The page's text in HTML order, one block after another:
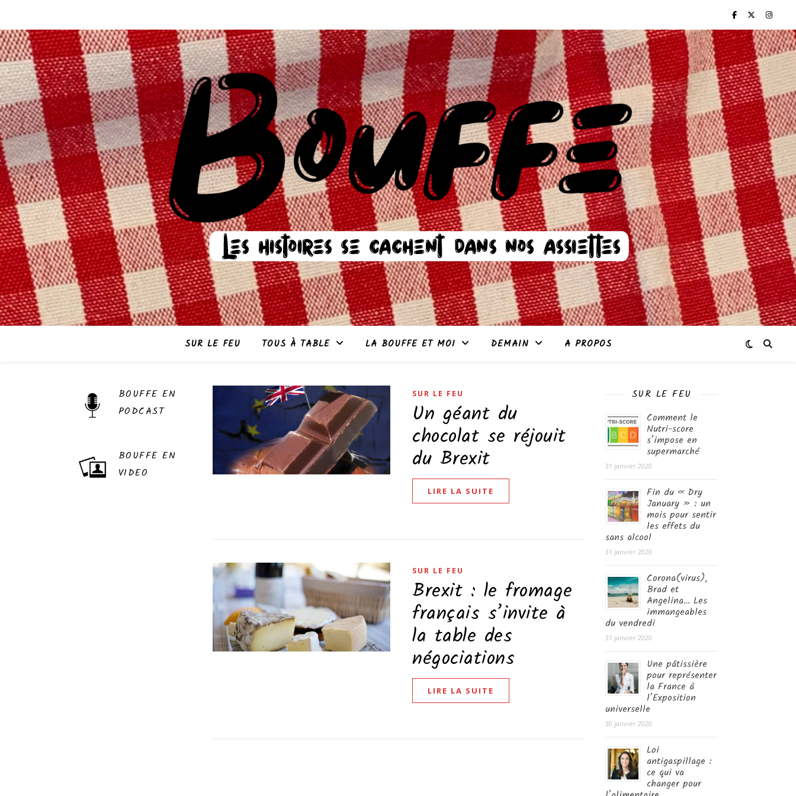
SUR LE FEU TOUS À TABLE LA BOUFFE ET MOI DEMAIN A PROPOS
BOUFFE EN
PODCAST
BOUFFE EN
VIDEO
SUR LE FEU
Un géant du
chocolat se réjouit
du Brexit
LIRE LA SUITE
SUR LE FEU
Brexit : le fromage
français s’invite à
la table des
négociations
LIRE LA SUITE
SUR LE FEU
Comment le
Nutri-score
s’impose en
supermarché
31 janvier 2020
Fin du « Dry
January » : un
mois pour sentir
les effets du
sans alcool
31 janvier 2020
Corona(virus),
Brad et
Angelina… Les
immangeables
du vendredi
31 janvier 2020
Une pâtissière
pour représenter
la France à
l’Exposition
universelle
30 janvier 2020
Loi
antigaspillage :
ce qui va
changer pour